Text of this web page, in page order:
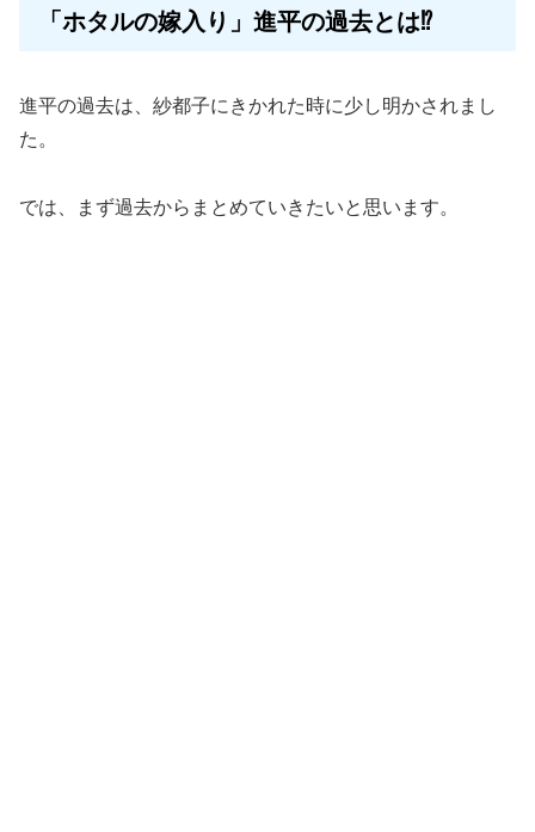
「ホタルの嫁入り」進平の過去とは⁉
進平の過去は、紗都子にきかれた時に少し明かされまし
た。
では、まず過去からまとめていきたいと思います。